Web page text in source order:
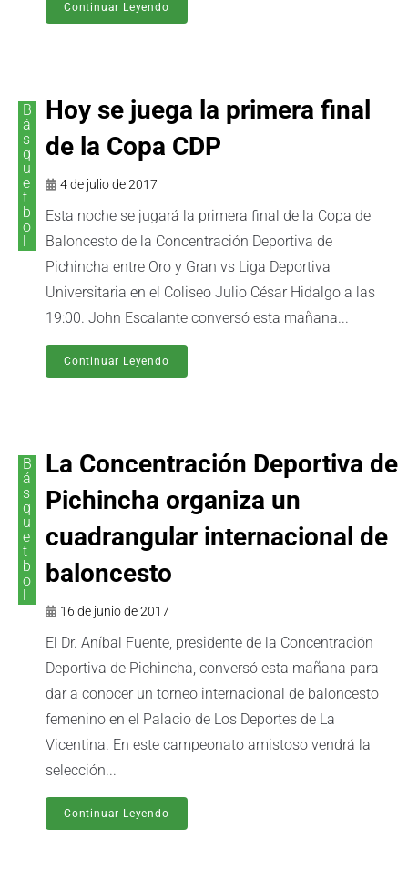
Continuar Leyendo
B
á
s
q
u
e
t
b
o
l
Hoy se juega la primera final
de la Copa CDP
4 de julio de 2017
Esta noche se jugará la primera final de la Copa de
Baloncesto de la Concentración Deportiva de
Pichincha entre Oro y Gran vs Liga Deportiva
Universitaria en el Coliseo Julio César Hidalgo a las
19:00. John Escalante conversó esta mañana...
Continuar Leyendo
B
á
s
q
u
e
t
b
o
l
La Concentración Deportiva de
Pichincha organiza un
cuadrangular internacional de
baloncesto
16 de junio de 2017
El Dr. Aníbal Fuente, presidente de la Concentración
Deportiva de Pichincha, conversó esta mañana para
dar a conocer un torneo internacional de baloncesto
femenino en el Palacio de Los Deportes de La
Vicentina. En este campeonato amistoso vendrá la
selección...
Continuar Leyendo